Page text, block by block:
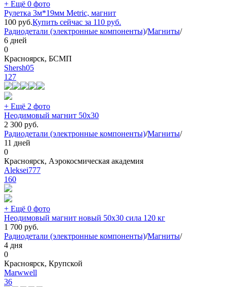
+ Ещё 0 фото
Рулетка 3м*19мм Metric, магнит
100 руб.Купить сейчас за 110 руб.
Радиодетали (электронные компоненты)/Магниты/
6 дней
0
Красноярск, БСМП
Shersh05
127
+ Ещё 2 фото
Неодимовый магнит 50х30
2 300 руб.
Радиодетали (электронные компоненты)/Магниты/
11 дней
0
Красноярск, Аэрокосмическая академия
Aleksei777
160
+ Ещё 0 фото
Неодимовый магнит новый 50х30 сила 120 кг
1 700 руб.
Радиодетали (электронные компоненты)/Магниты/
4 дня
0
Красноярск, Крупской
Marwwell
36